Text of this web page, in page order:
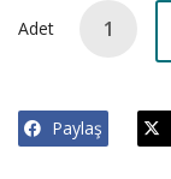
Adet
Paylaş